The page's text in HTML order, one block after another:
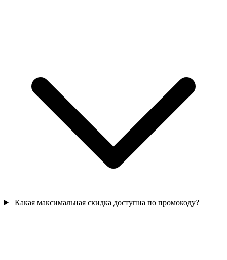
Какая максимальная скидка доступна по промокоду?